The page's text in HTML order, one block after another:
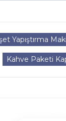
Yapıştırma
Kahve Paketi